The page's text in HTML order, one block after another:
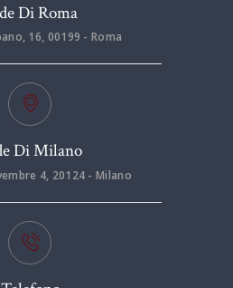
Di Roma
16, 00199 - Roma
Di Milano
4, 20124 - Milano